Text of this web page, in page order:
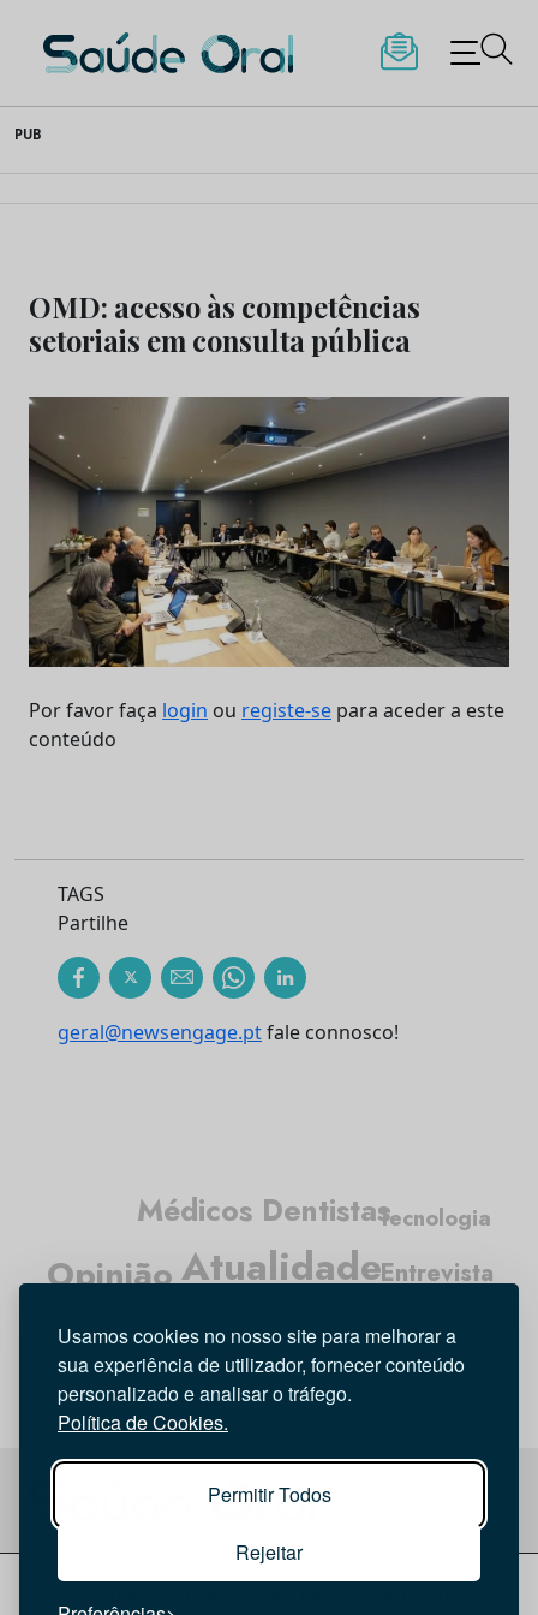
Usamos cookies no nosso site para melhorar a
sua experiência de utilizador, fornecer conteúdo
personalizado e analisar o tráfego.
Política de Cookies.
Permitir Todos
Rejeitar
to
content
Saúde Oral
PUB
OMD: acesso às competências
setoriais em consulta pública
Por favor faça login ou registe-se para aceder a este
conteúdo
TAGS
Partilhe
geral@newsengage.ptfale connosco!
Atualidade
Médicos Dentistas
Higiene Oral
Entrevista
Opinião
Tecnologia